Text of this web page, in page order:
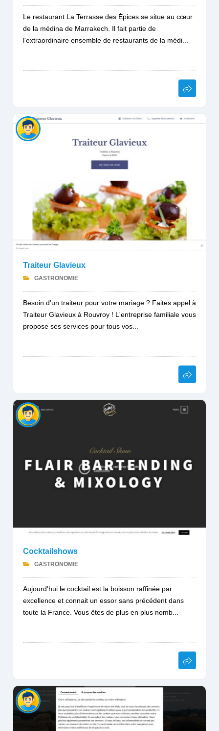
Le restaurant La Terrasse des Épices se situe au cœur
de la médina de Marrakech. Il fait partie de
l'extraordinaire ensemble de restaurants de la médi...
Traiteur Glavieux
GASTRONOMIE
Besoin d'un traiteur pour votre mariage ? Faites appel à
Traiteur Glavieux à Rouvroy ! L'entreprise familiale vous
propose ses services pour tous vos...
Cocktailshows
GASTRONOMIE
Aujourd'hui le cocktail est la boisson raffinée par
excellence et connait un essor sans précédent dans
toute la France. Vous êtes de plus en plus nomb...